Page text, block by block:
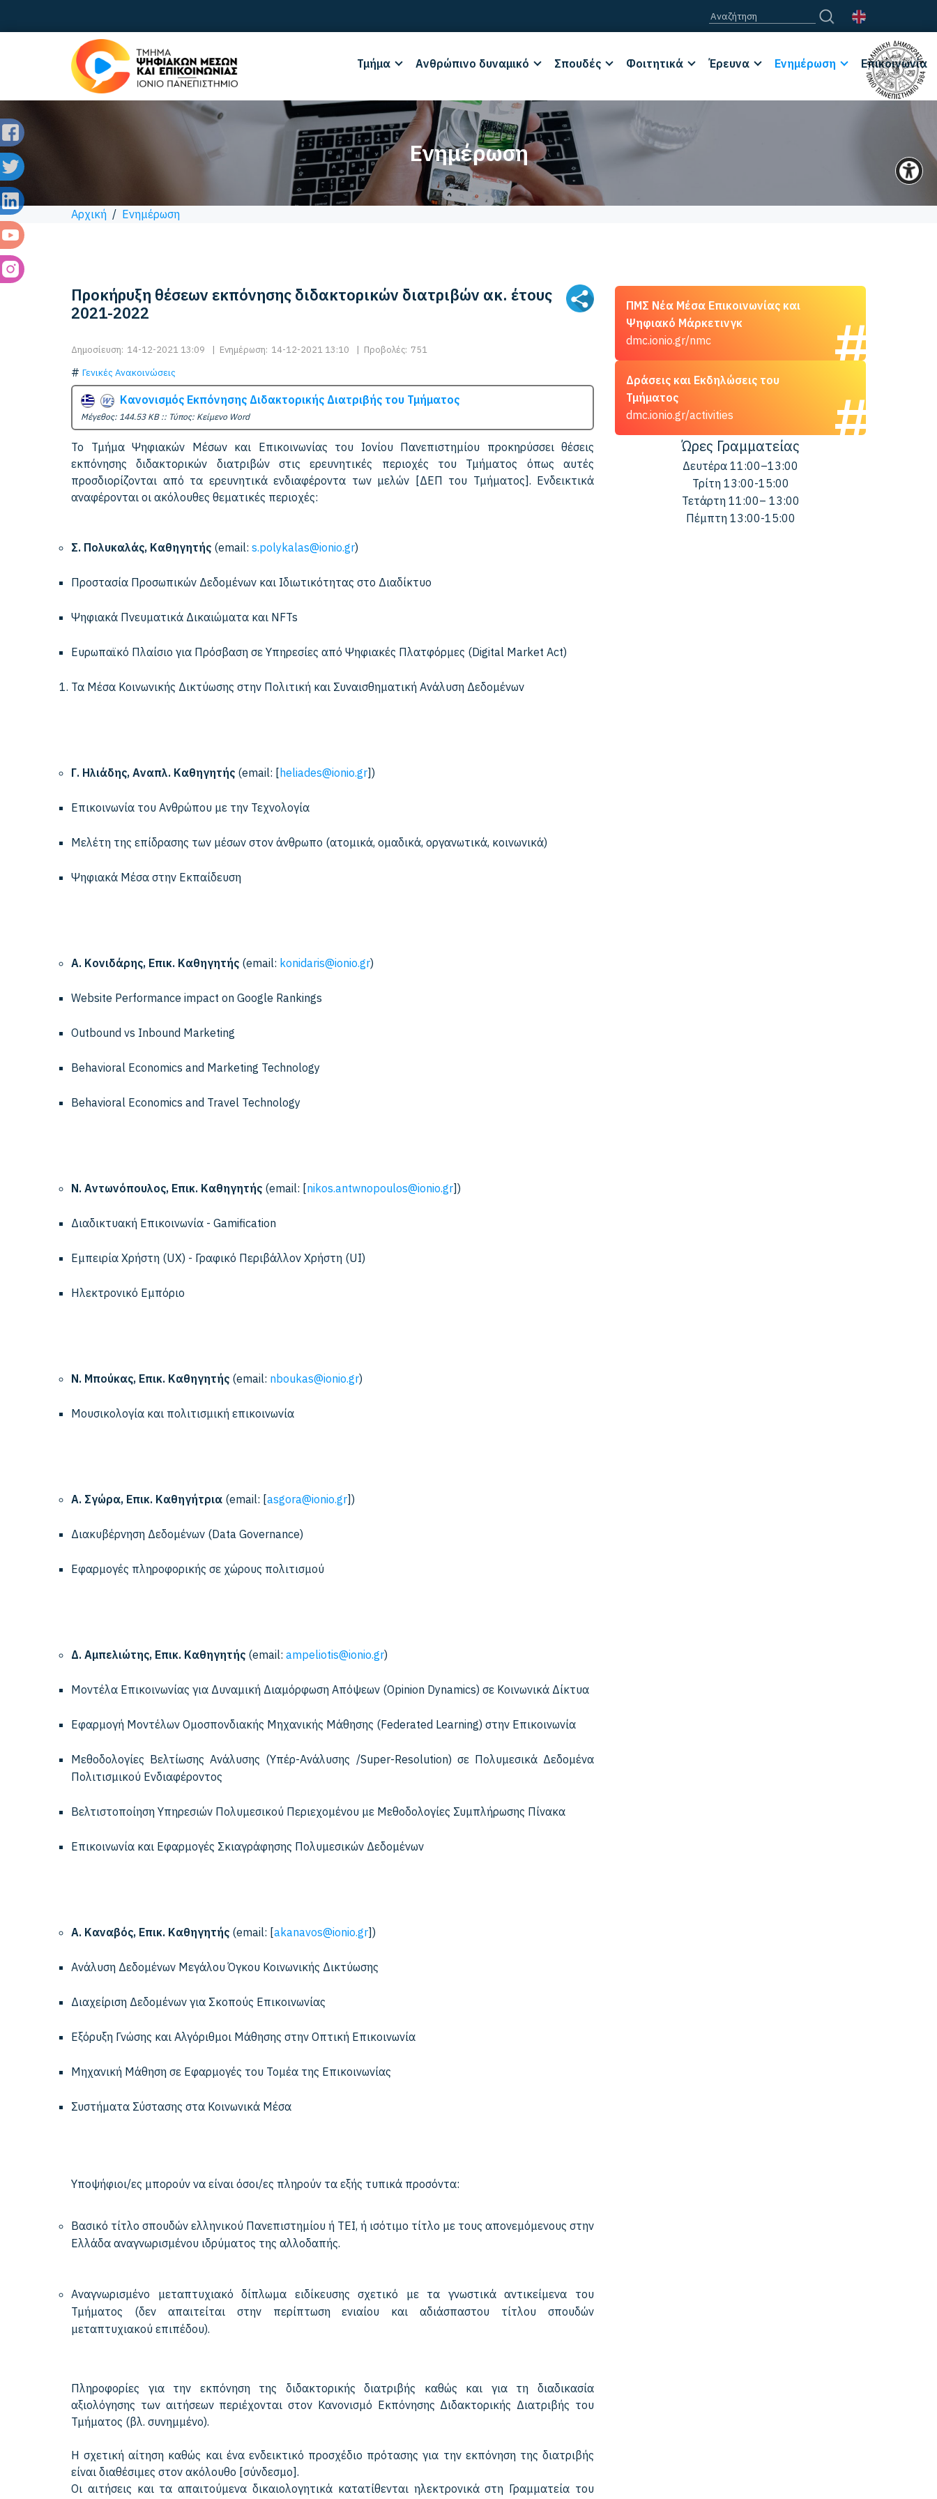
Τμήμα Ανθρώπινο δυναμικό Σπουδές Φοιτητικά Έρευνα Ενημέρωση Επικοινωνία
Ενημέρωση
Αρχική / Ενημέρωση
Προκήρυξη θέσεων εκπόνησης διδακτορικών διατριβών ακ. έτους
2021-2022
Δημοσίευση: 14-12-2021 13:09 | Ενημέρωση: 14-12-2021 13:10 | Προβολές: 751
Γενικές Ανακοινώσεις
Κανονισμός Εκπόνησης Διδακτορικής Διατριβής του Τμήματος
Mέγεθος: 144.53 KB :: Τύπος: Kείμενο Word
Το Τμήμα Ψηφιακών Μέσων και Επικοινωνίας του Ιονίου Πανεπιστημίου προκηρύσσει θέσεις
εκπόνησης διδακτορικών διατριβών στις ερευνητικές περιοχές του Τμήματος όπως αυτές
προσδιορίζονται από τα ερευνητικά ενδιαφέροντα των μελών [ΔΕΠ του Τμήματος]. Ενδεικτικά
αναφέρονται οι ακόλουθες θεματικές περιοχές:
Σ. Πολυκαλάς, Καθηγητής (email: s.polykalas@ionio.gr)
Προστασία Προσωπικών Δεδομένων και Ιδιωτικότητας στο Διαδίκτυο
Ψηφιακά Πνευματικά Δικαιώματα και NFTs
Ευρωπαϊκό Πλαίσιο για Πρόσβαση σε Υπηρεσίες από Ψηφιακές Πλατφόρμες (Digital Market Act)
Τα Μέσα Κοινωνικής Δικτύωσης στην Πολιτική και Συναισθηματική Ανάλυση Δεδομένων
Γ. Ηλιάδης, Αναπλ. Καθηγητής (email: [heliades@ionio.gr])
Επικοινωνία του Ανθρώπου με την Τεχνολογία
Μελέτη της επίδρασης των μέσων στον άνθρωπο (ατομικά, ομαδικά, οργανωτικά, κοινωνικά)
Ψηφιακά Μέσα στην Εκπαίδευση
Α. Κονιδάρης, Επικ. Καθηγητής (email: konidaris@ionio.gr)
Website Performance impact on Google Rankings
Outbound vs Inbound Marketing
Behavioral Economics and Marketing Technology
Behavioral Economics and Travel Technology
Ν. Αντωνόπουλος, Επικ. Καθηγητής (email: [nikos.antwnopoulos@ionio.gr])
Διαδικτυακή Επικοινωνία - Gamification
Εμπειρία Χρήστη (UX) - Γραφικό Περιβάλλον Χρήστη (UI)
Ηλεκτρονικό Εμπόριο
Ν. Μπούκας, Επικ. Καθηγητής (email: nboukas@ionio.gr)
Μουσικολογία και πολιτισμική επικοινωνία
Α. Σγώρα, Επικ. Καθηγήτρια (email: [asgora@ionio.gr])
Διακυβέρνηση Δεδομένων (Data Governance)
Εφαρμογές πληροφορικής σε χώρους πολιτισμού
Δ. Αμπελιώτης, Επικ. Καθηγητής (email: ampeliotis@ionio.gr)
Μοντέλα Επικοινωνίας για Δυναμική Διαμόρφωση Απόψεων (Opinion Dynamics) σε Κοινωνικά Δίκτυα
Εφαρμογή Μοντέλων Ομοσπονδιακής Μηχανικής Μάθησης (Federated Learning) στην Επικοινωνία
Μεθοδολογίες Βελτίωσης Ανάλυσης (Υπέρ-Ανάλυσης /Super-Resolution) σε Πολυμεσικά Δεδομένα
Πολιτισμικού Ενδιαφέροντος
Βελτιστοποίηση Υπηρεσιών Πολυμεσικού Περιεχομένου με Μεθοδολογίες Συμπλήρωσης Πίνακα
Επικοινωνία και Εφαρμογές Σκιαγράφησης Πολυμεσικών Δεδομένων
Α. Καναβός, Επικ. Καθηγητής (email: [akanavos@ionio.gr])
Ανάλυση Δεδομένων Μεγάλου Όγκου Κοινωνικής Δικτύωσης
Διαχείριση Δεδομένων για Σκοπούς Επικοινωνίας
Εξόρυξη Γνώσης και Αλγόριθμοι Μάθησης στην Οπτική Επικοινωνία
Μηχανική Μάθηση σε Εφαρμογές του Τομέα της Επικοινωνίας
Συστήματα Σύστασης στα Κοινωνικά Μέσα
Υποψήφιοι/ες μπορούν να είναι όσοι/ες πληρούν τα εξής τυπικά προσόντα:
Βασικό τίτλο σπουδών ελληνικού Πανεπιστημίου ή ΤΕΙ, ή ισότιμο τίτλο με τους απονεμόμενους στην
Ελλάδα αναγνωρισμένου ιδρύματος της αλλοδαπής.
Αναγνωρισμένο μεταπτυχιακό δίπλωμα ειδίκευσης σχετικό με τα γνωστικά αντικείμενα του
Τμήματος (δεν απαιτείται στην περίπτωση ενιαίου και αδιάσπαστου τίτλου σπουδών
μεταπτυχιακού επιπέδου).
Πληροφορίες για την εκπόνηση της διδακτορικής διατριβής καθώς και για τη διαδικασία
αξιολόγησης των αιτήσεων περιέχονται στον Κανονισμό Εκπόνησης Διδακτορικής Διατριβής του
Τμήματος (βλ. συνημμένο).
Η σχετική αίτηση καθώς και ένα ενδεικτικό προσχέδιο πρότασης για την εκπόνηση της διατριβής
είναι διαθέσιμες στον ακόλουθο [σύνδεσμο].
Οι αιτήσεις και τα απαιτούμενα δικαιολογητικά κατατίθενται ηλεκτρονικά στη Γραμματεία του
ΠΜΣ Νέα Μέσα Επικοινωνίας και
Ψηφιακό Μάρκετινγκ
dmc.ionio.gr/nmc
Δράσεις και Εκδηλώσεις του
Τμήματος
dmc.ionio.gr/activities
Ώρες Γραμματείας
Δευτέρα 11:00–13:00
Τρίτη 13:00-15:00
Τετάρτη 11:00– 13:00
Πέμπτη 13:00-15:00